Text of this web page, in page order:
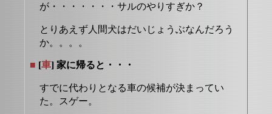
が・・・・・・・サルのやりすぎか？
とりあえず人間犬はだいじょうぶなんだろう
か。。。。
■ [車] 家に帰ると・・・
すでに代わりとなる車の候補が決まってい
た。スゲー。